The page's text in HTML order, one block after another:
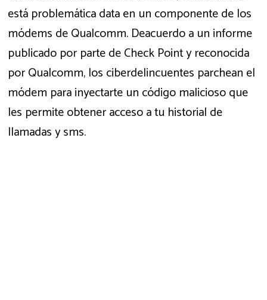
está problemática data en un componente de los
módems de Qualcomm. Deacuerdo a un informe
publicado por parte de Check Point y reconocida
por Qualcomm, los ciberdelincuentes parchean el
módem para inyectarte un código malicioso que
les permite obtener acceso a tu historial de
llamadas y sms.